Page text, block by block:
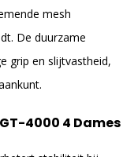
mesh
De duurzame
grip en slijtvastheid,
4000 4 Dames